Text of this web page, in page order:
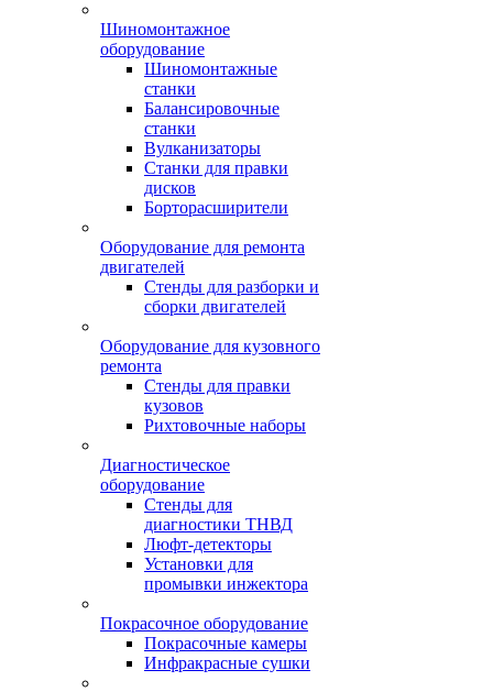
Шиномонтажное
оборудование
Шиномонтажные
станки
Балансировочные
станки
Вулканизаторы
Станки для правки
дисков
Борторасширители
Оборудование для ремонта
двигателей
Стенды для разборки и
сборки двигателей
Оборудование для кузовного
ремонта
Стенды для правки
кузовов
Рихтовочные наборы
Диагностическое
оборудование
Стенды для
диагностики ТНВД
Люфт-детекторы
Установки для
промывки инжектора
Покрасочное оборудование
Покрасочные камеры
Инфракрасные сушки